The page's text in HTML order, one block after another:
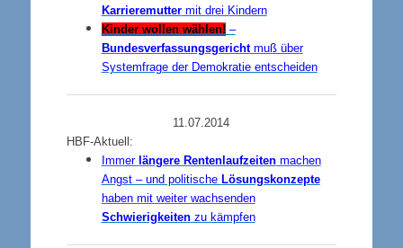
Karrieremuttermit drei Kindern
Kinder wollen wählen! –
Bundesverfassungsgerichtmuß über
Systemfrage der Demokratie entscheiden
11.07.2014
HBF-Aktuell:
Immer längere Rentenlaufzeitenmachen
Angst – und politische Lösungskonzepte
haben mit weiter wachsenden
Schwierigkeitenzu kämpfen